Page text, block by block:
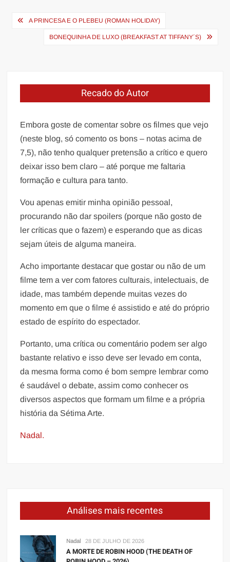
Navegação
A PRINCESA E O PLEBEU (ROMAN HOLIDAY)
BONEQUINHA DE LUXO (BREAKFAST AT TIFFANY´S)
Recado do Autor
Embora goste de comentar sobre os filmes que vejo
(neste blog, só comento os bons – notas acima de
7,5), não tenho qualquer pretensão a crítico e quero
deixar isso bem claro – até porque me faltaria
formação e cultura para tanto.
Vou apenas emitir minha opinião pessoal,
procurando não dar spoilers (porque não gosto de
ler críticas que o fazem) e esperando que as dicas
sejam úteis de alguma maneira.
Acho importante destacar que gostar ou não de um
filme tem a ver com fatores culturais, intelectuais, de
idade, mas também depende muitas vezes do
momento em que o filme é assistido e até do próprio
estado de espírito do espectador.
Portanto, uma crítica ou comentário podem ser algo
bastante relativo e isso deve ser levado em conta,
da mesma forma como é bom sempre lembrar como
é saudável o debate, assim como conhecer os
diversos aspectos que formam um filme e a própria
história da Sétima Arte.
Nadal.
Análises mais recentes
Nadal 28 DE JULHO DE 2026
A MORTE DE ROBIN HOOD (THE DEATH OF